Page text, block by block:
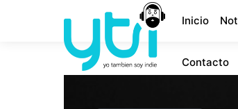
Inicio
Contacto